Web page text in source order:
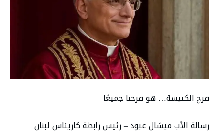
فرح الكنيسة… هو فرحنا جميعًا
رسالة الأب ميشال عبود – رئيس رابطة كاريتاس لبنان